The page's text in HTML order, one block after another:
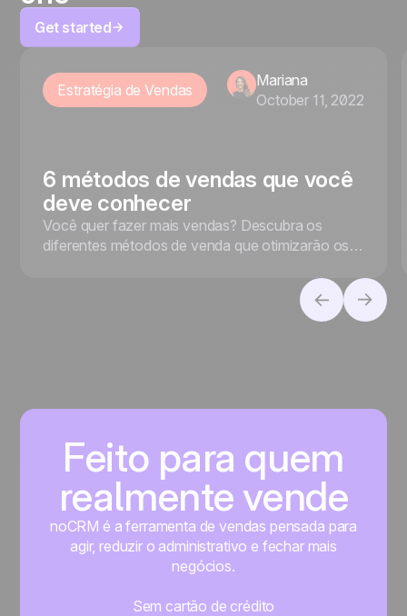
Get started
Estratégia de Vendas
Mariana
October 11, 2022
6 métodos de vendas que você
deve conhecer
Você quer fazer mais vendas? Descubra os
diferentes métodos de venda que otimizarão os
Feito para quem
realmente vende
noCRM é a ferramenta de vendas pensada para
agir, reduzir o administrativo e fechar mais
negócios.
Sem cartão de crédito